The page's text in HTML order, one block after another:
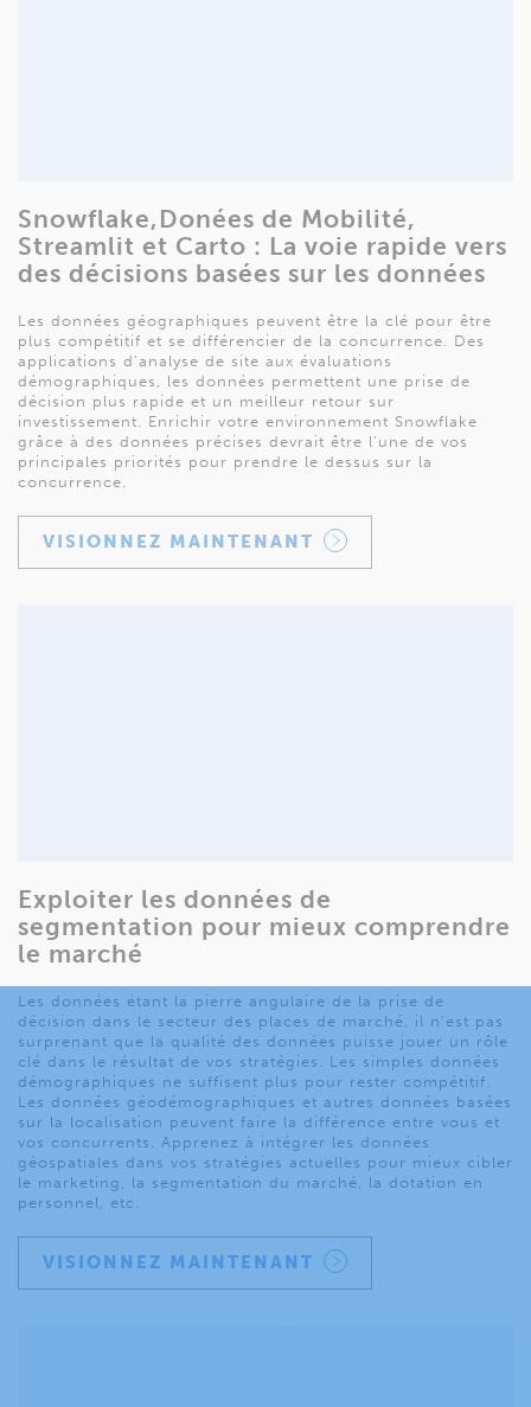
Snowflake,Donées de Mobilité,
Streamlit et Carto : La voie rapide vers
des décisions basées sur les données
Les données géographiques peuvent être la clé pour être
plus compétitif et se différencier de la concurrence. Des
applications d’analyse de site aux évaluations
démographiques, les données permettent une prise de
décision plus rapide et un meilleur retour sur
investissement. Enrichir votre environnement Snowflake
grâce à des données précises devrait être l’une de vos
principales priorités pour prendre le dessus sur la
concurrence.
VISIONNEZ MAINTENANT
Exploiter les données de
segmentation pour mieux comprendre
le marché
Les données étant la pierre angulaire de la prise de
décision dans le secteur des places de marché, il n’est pas
surprenant que la qualité des données puisse jouer un rôle
clé dans le résultat de vos stratégies. Les simples données
démographiques ne suffisent plus pour rester compétitif.
Les données géodémographiques et autres données basées
sur la localisation peuvent faire la différence entre vous et
vos concurrents. Apprenez à intégrer les données
géospatiales dans vos stratégies actuelles pour mieux cibler
le marketing, la segmentation du marché, la dotation en
personnel, etc.
VISIONNEZ MAINTENANT